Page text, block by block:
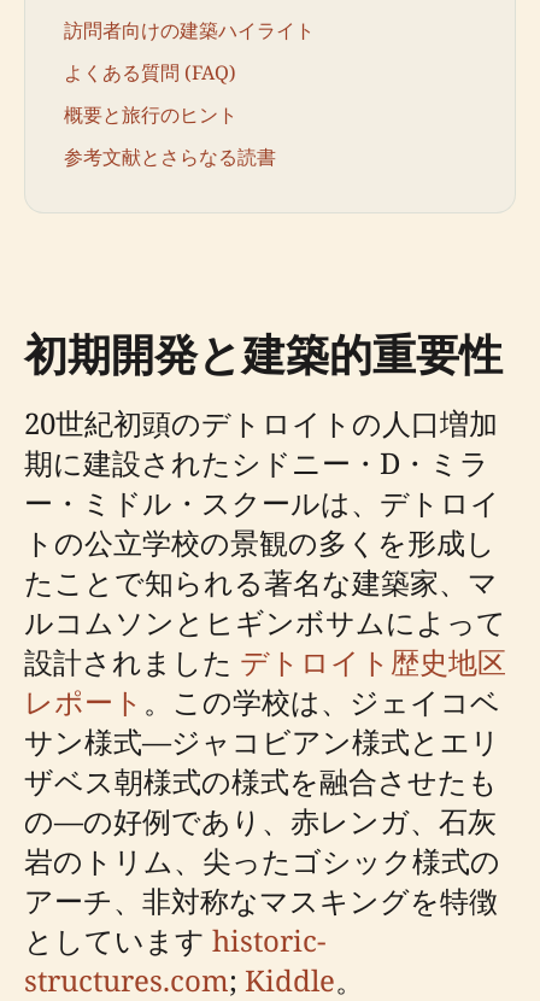
訪問者向けの建築ハイライト
よくある質問 (FAQ)
概要と旅行のヒント
参考文献とさらなる読書
初期開発と建築的重要性
20世紀初頭のデトロイトの人口増加
期に建設されたシドニー・D・ミラ
ー・ミドル・スクールは、デトロイ
トの公立学校の景観の多くを形成し
たことで知られる著名な建築家、マ
ルコムソンとヒギンボサムによって
設計されました デトロイト歴史地区
レポート 。この学校は、ジェイコベ
サン様式—ジャコビアン様式とエリ
ザベス朝様式の様式を融合させたも
の—の好例であり、赤レンガ、石灰
岩のトリム、尖ったゴシック様式の
アーチ、非対称なマスキングを特徴
としています historic-
structures.com; Kiddle。